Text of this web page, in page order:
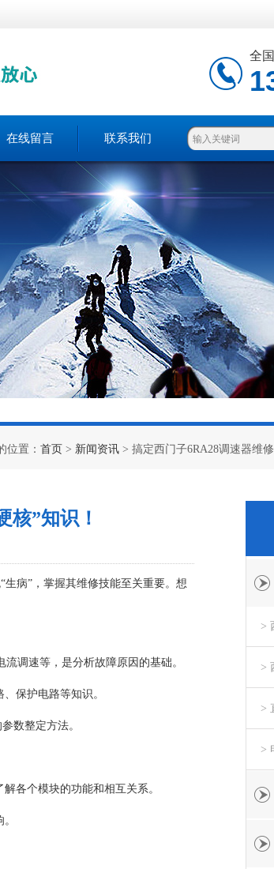
全
在线留言 联系我们
位置： 首页 > 新闻资讯 > 搞定西门子6RA28调速器维
核”知识！
病”，掌握其维修技能至关重要。想
调速等，是分析故障原因的基础。
保护电路等知识。
数整定方法。
各个模块的功能和相互关系。
>
>
>
>